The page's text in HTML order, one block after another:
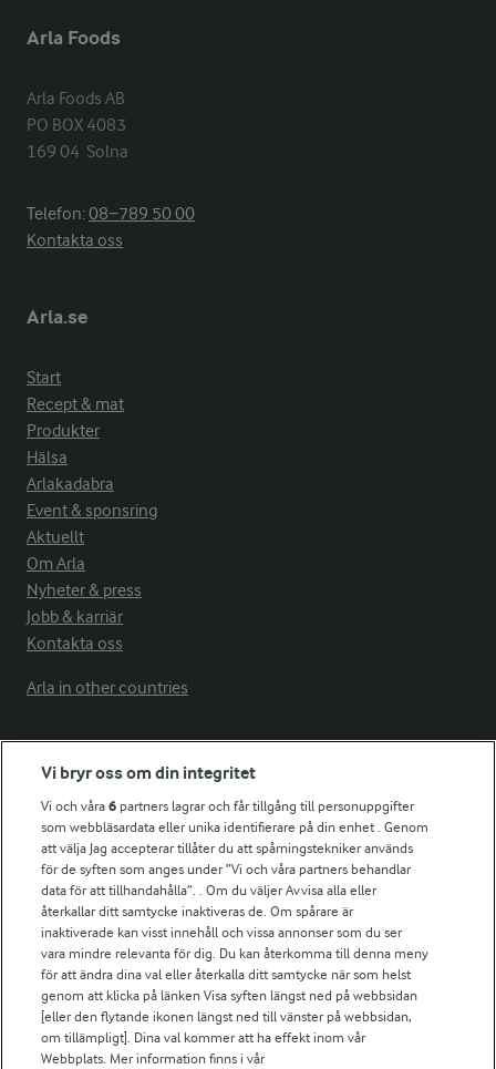
Arla Foods
Arla Foods AB
PO BOX 4083
169 04  Solna
Telefon:08−789 50 00
Kontakta oss
Arla.se
Start
Recept & mat
Produkter
Hälsa
Arlakadabra
Event & sponsring
Aktuellt
Om Arla
Nyheter & press
Jobb & karriär
Kontakta oss
Arla in other countries
Fler Arlasajter
För ägare
Arlas kundportal
Arla.com
Falbygdens Ost
Arla webbshop
Bildbank
Följ oss
Vi bryr oss om din integritet
Vi och våra6 partners lagrar och får tillgång till personuppgifter
som webbläsardata eller unika identifierare på din enhet . Genom
att välja Jag accepterar tillåter du att spårningstekniker används
för de syften som anges under ”Vi och våra partners behandlar
data för att tillhandahålla”. . Om du väljer Avvisa alla eller
återkallar ditt samtycke inaktiveras de. Om spårare är
inaktiverade kan visst innehåll och vissa annonser som du ser
vara mindre relevanta för dig. Du kan återkomma till denna meny
för att ändra dina val eller återkalla ditt samtycke när som helst
genom att klicka på länken Visa syften längst ned på webbsidan
[eller den flytande ikonen längst ned till vänster på webbsidan,
om tillämpligt]. Dina val kommer att ha effekt inom vår
Webbplats. Mer information finns i vår